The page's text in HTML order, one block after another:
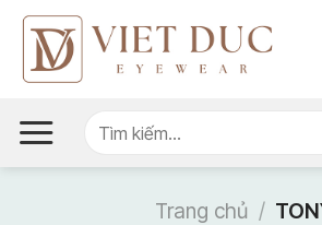
Tìm
Trang chủ /